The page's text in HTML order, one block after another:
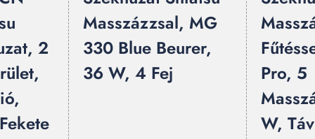
2
Masszázzsal, MG
330 Blue Beurer,
36 W, 4 Fej
Pro, 5
W,